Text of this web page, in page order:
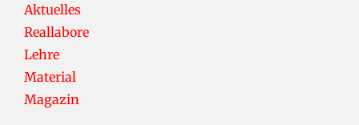
Aktuelles
Reallabore
Lehre
Material
Magazin